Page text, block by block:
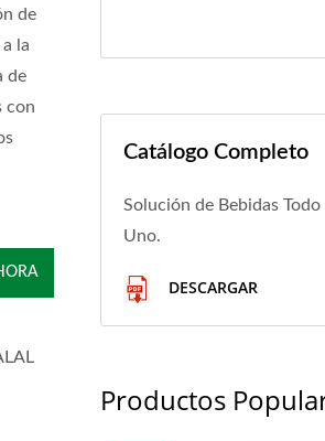
de
la
de
con
Catálogo Completo
Solución de Bebidas Todo
Uno.
DESCARGAR
Productos